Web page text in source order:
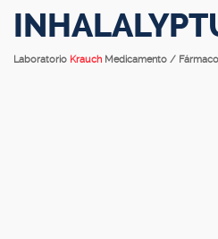
Laboratorio Krauch Medicamento /